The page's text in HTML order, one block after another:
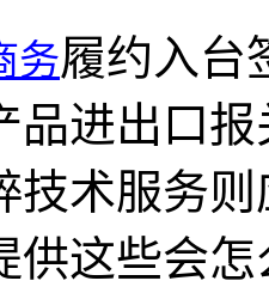
务履约入台
品进出口
技术服务
供这些会